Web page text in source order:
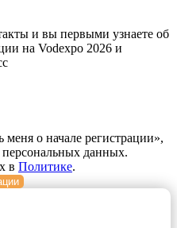
и вы первыми узнаете об
на Vodexpo 2026 и
о начале регистрации»,
персональных данных.
в Политике.